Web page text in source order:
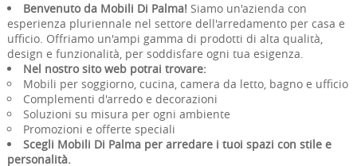
Benvenuto da Mobili Di Palma! Siamo un'azienda con
esperienza pluriennale nel settore dell'arredamento per casa e
ufficio. Offriamo un'ampi gamma di prodotti di alta qualità,
design e funzionalità, per soddisfare ogni tua esigenza.
Nel nostro sito web potrai trovare:
Mobili per soggiorno, cucina, camera da letto, bagno e ufficio
Complementi d'arredo e decorazioni
Soluzioni su misura per ogni ambiente
Promozioni e offerte speciali
Scegli Mobili Di Palma per arredare i tuoi spazi con stile e
personalità.